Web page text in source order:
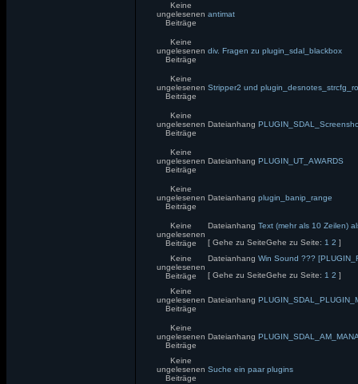
Keine
ungelesenen
Beiträge
antimat
Keine
ungelesenen
Beiträge
div. Fragen zu plugin_sdal_blackbox
Keine
ungelesenen
Beiträge
Stripper2 und
Keine
ungelesenen
Beiträge
Dateianhang
Keine
ungelesenen
Beiträge
Dateianhang PLUGIN_UT_AWARDS
Keine
ungelesenen
Beiträge
Dateianhang plugin_banip_range
Keine
ungelesenen
Beiträge
Dateianhang Text (mehr als 10 Zeilen)
[ Gehe zu SeiteGehe zu Seite: 1 2 ]
Keine
ungelesenen
Beiträge
Dateianhang Win Sound ???
[ Gehe zu SeiteGehe zu Seite: 1 2 ]
Keine
ungelesenen
Beiträge
Dateianhang
Keine
ungelesenen
Beiträge
Dateianhang
Keine
ungelesenen
Beiträge
Suche ein paar plugins